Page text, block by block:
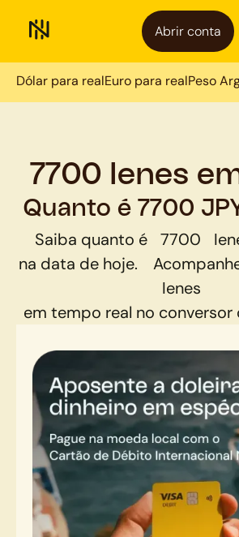
Abrir conta
Dólar para realEuro para realPeso
7700 Ienes
Quanto é 7700
Saiba quanto é 7700
na data de hoje.
Ienes
em tempo real no conversor